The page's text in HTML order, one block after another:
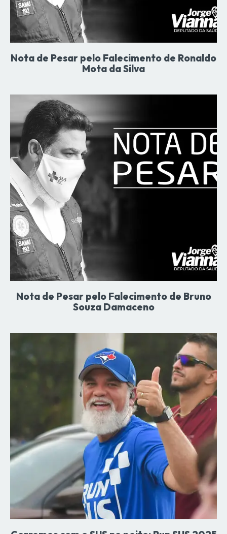
Nota de Pesar pelo Falecimento de Ronaldo
Mota da Silva
Nota de Pesar pelo Falecimento de Bruno
Souza Damaceno